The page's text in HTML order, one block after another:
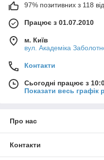
97% позитивних з 118
Працює з 01.07.2010
м. Київ
вул. Академіка
Контакти
Сьогодні працює з
Показати весь графік
Про нас
Контакти